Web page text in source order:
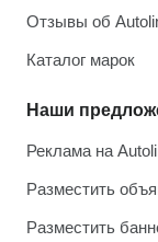
Отзывы об
Каталог марок
Наши
Реклама на
Разместить
Разместить